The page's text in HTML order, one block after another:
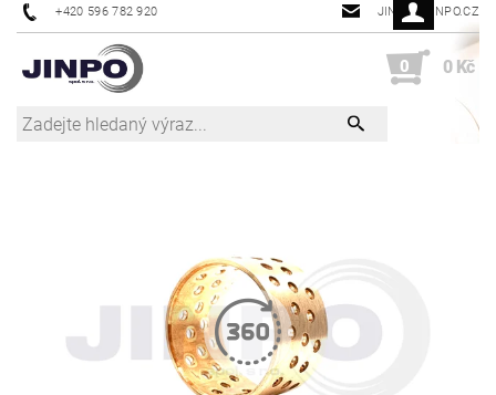
+420 596 782 920 JINPO@JINPO.CZ
0 0 Kč